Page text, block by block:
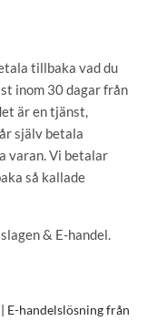
tillbaka vad du
inom 30 dagar från
är en tjänst,
själv betala
varan. Vi betalar
så kallade
& E-handel.
E-handelslösning från